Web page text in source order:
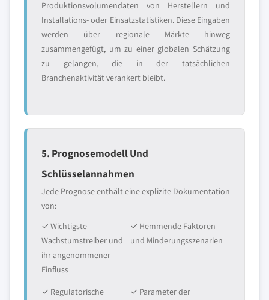
Produktionsvolumendaten von Herstellern und
Installations- oder Einsatzstatistiken. Diese Eingaben
werden über regionale Märkte hinweg
zusammengefügt, um zu einer globalen Schätzung
zu gelangen, die in der tatsächlichen
Branchenaktivität verankert bleibt.
5. Prognosemodell Und
Schlüsselannahmen
Jede Prognose enthält eine explizite Dokumentation
von:
✓ Wichtigste
Wachstumstreiber und
ihr angenommener
Einfluss
✓ Hemmende Faktoren
und Minderungsszenarien
✓ Regulatorische
✓ Parameter der